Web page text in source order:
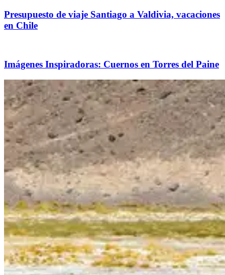
Presupuesto de viaje Santiago a Valdivia, vacaciones
en Chile
Imágenes Inspiradoras: Cuernos en Torres del Paine